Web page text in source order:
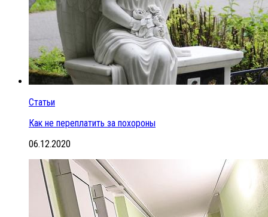
Статьи
Как не переплатить за похороны
06.12.2020